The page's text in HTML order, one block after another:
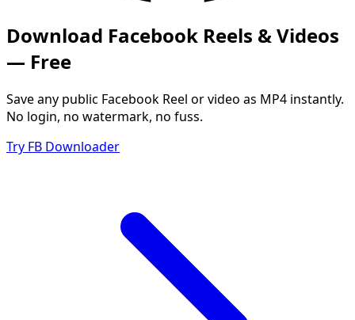
Download Facebook Reels & Videos
— Free
Save any public Facebook Reel or video as MP4 instantly.
No login, no watermark, no fuss.
Try FB Downloader